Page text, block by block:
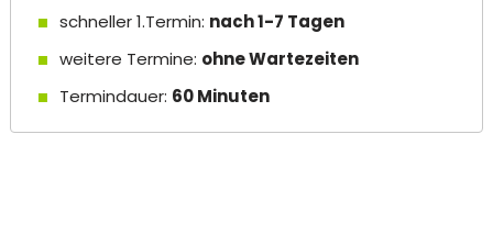
schneller 1.Termin: nach 1-7 Tagen
weitere Termine: ohne Wartezeiten
Termindauer: 60 Minuten